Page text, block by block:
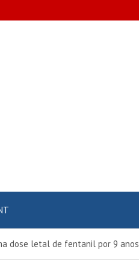
dose letal de fentanil por 9 anos